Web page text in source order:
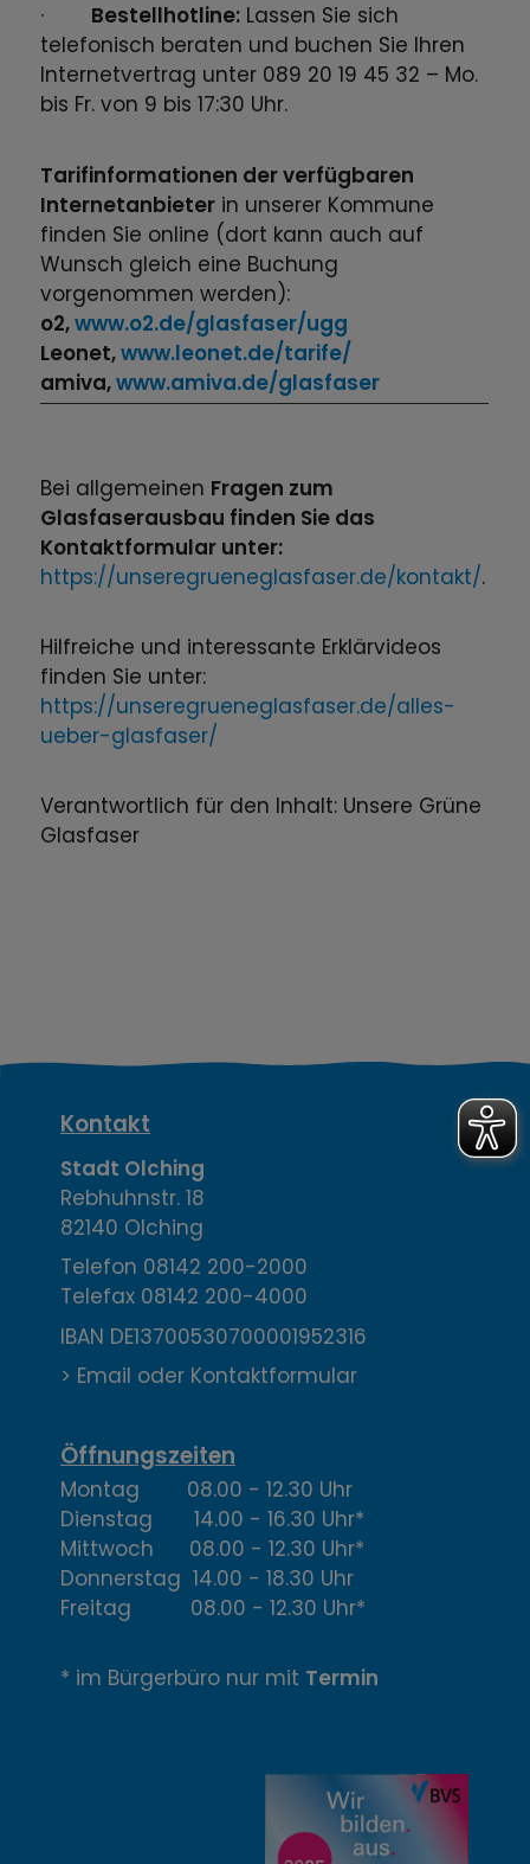
· Bestellhotline: Lassen Sie sich
telefonisch beraten und buchen Sie Ihren
Internetvertrag unter 089 20 19 45 32 – Mo.
bis Fr. von 9 bis 17:30 Uhr.
Tarifinformationen der verfügbaren
Internetanbieter in unserer Kommune
finden Sie online (dort kann auch auf
Wunsch gleich eine Buchung
vorgenommen werden):
o2,www.o2.de/glasfaser/ugg
Leonet,www.leonet.de/tarife/
amiva,www.amiva.de/glasfaser
Bei allgemeinen Fragen zum
Glasfaserausbau finden Sie das
Kontaktformular unter:
https://unseregrueneglasfaser.de/kontakt/.
Hilfreiche und interessante Erklärvideos
finden Sie unter:
https://unseregrueneglasfaser.de/alles-
ueber-glasfaser/
Verantwortlich für den Inhalt: Unsere Grüne
Glasfaser
K
o
n
t
a
k
,
Ö
f
f
n
u
Kontakt
Stadt Olching
Rebhuhnstr. 18
82140 Olching
Telefon 08142 200-2000
Telefax 08142 200-4000
IBAN DE13700530700001952316
> Email oder Kontaktformular
Öffnungszeiten
Montag 08.00 - 12.30 Uhr
Dienstag 14.00 - 16.30 Uhr*
Mittwoch 08.00 - 12.30 Uhr*
Donnerstag 14.00 - 18.30 Uhr
Freitag 08.00 - 12.30 Uhr*
* im Bürgerbüro nur mit Termin